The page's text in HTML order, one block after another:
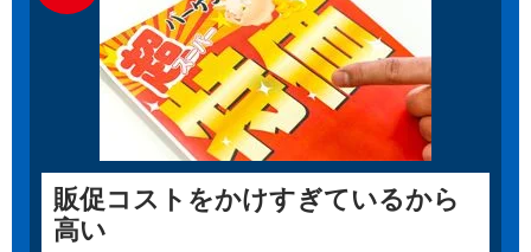
販促コストをかけすぎているから
高い